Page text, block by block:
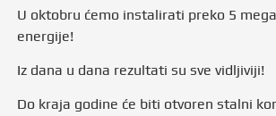
U oktobru ćemo instalirati preko 5
energije!
Iz dana u dana rezultati su sve vidljiviji!
Do kraja godine će biti otvoren stalni